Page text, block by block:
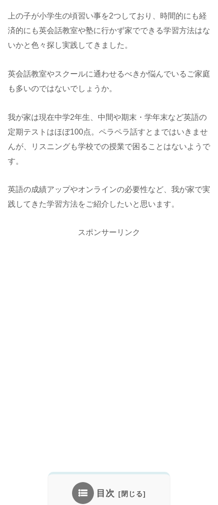
上の子が小学生の頃習い事を2つしており、時間的にも経
済的にも英会話教室や塾に行かず家でできる学習方法はな
いかと色々探し実践してきました。
英会話教室やスクールに通わせるべきか悩んでいるご家庭
も多いのではないでしょうか。
我が家は現在中学2年生、中間や期末・学年末など英語の
定期テストはほぼ100点。ペラペラ話すとまではいきませ
んが、リスニングも学校での授業で困ることはないようで
す。
英語の成績アップやオンラインの必要性など、我が家で実
践してきた学習方法をご紹介したいと思います。
スポンサーリンク
目次